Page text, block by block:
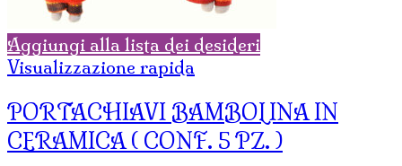
Aggiungi alla lista dei desideri
Visualizzazione rapida
PORTACHIAVI BAMBOLINA IN
CERAMICA ( CONF. 5 PZ. )